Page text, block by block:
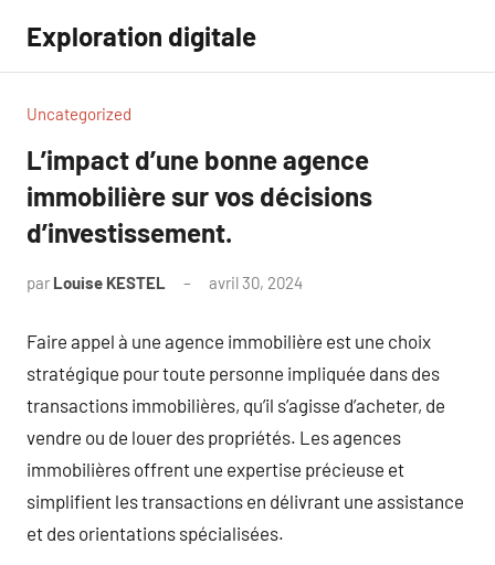
contenu
Exploration digitale
Uncategorized
L’impact d’une bonne agence
immobilière sur vos décisions
d’investissement.
par Louise KESTEL avril 30, 2024
Faire appel à une agence immobilière est une choix
stratégique pour toute personne impliquée dans des
transactions immobilières, qu’il s’agisse d’acheter, de
vendre ou de louer des propriétés. Les agences
immobilières offrent une expertise précieuse et
simplifient les transactions en délivrant une assistance
et des orientations spécialisées.